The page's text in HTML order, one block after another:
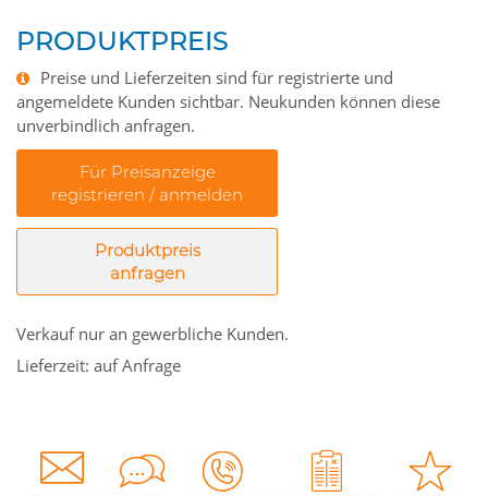
PRODUKTPREIS
Preise und Lieferzeiten sind für registrierte und
angemeldete Kunden sichtbar. Neukunden können diese
unverbindlich anfragen.
Für Preisanzeige
registrieren / anmelden
Produktpreis
anfragen
Verkauf nur an gewerbliche Kunden.
Lieferzeit: auf Anfrage